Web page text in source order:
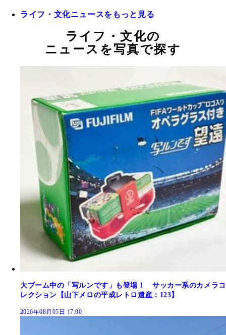
ライフ・文化ニュースをもっと見る
ライフ・文化の
ニュースを写真で探す
大ブーム中の「写ルンです」も登場！ サッカー系のカメラコ
レクション【山下メロの平成レトロ遺産：123】
2026年08月05日 17:00